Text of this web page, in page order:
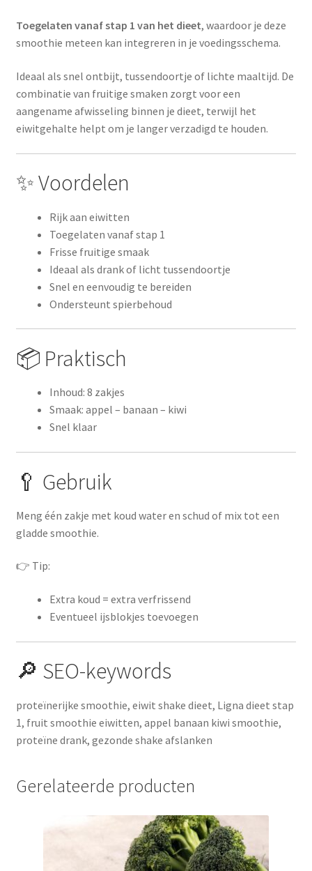
Toegelaten vanaf stap 1 van het dieet, waardoor je deze
smoothie meteen kan integreren in je voedingsschema.
Ideaal als snel ontbijt, tussendoortje of lichte maaltijd. De
combinatie van fruitige smaken zorgt voor een
aangename afwisseling binnen je dieet, terwijl het
eiwitgehalte helpt om je langer verzadigd te houden.
✨ Voordelen
Rijk aan eiwitten
Toegelaten vanaf stap 1
Frisse fruitige smaak
Ideaal als drank of licht tussendoortje
Snel en eenvoudig te bereiden
Ondersteunt spierbehoud
📦 Praktisch
Inhoud: 8 zakjes
Smaak: appel – banaan – kiwi
Snel klaar
🥄 Gebruik
Meng één zakje met koud water en schud of mix tot een
gladde smoothie.
👉 Tip:
Extra koud = extra verfrissend
Eventueel ijsblokjes toevoegen
🔎 SEO-keywords
proteïnerijke smoothie, eiwit shake dieet, Ligna dieet stap
1, fruit smoothie eiwitten, appel banaan kiwi smoothie,
proteïne drank, gezonde shake afslanken
Gerelateerde producten